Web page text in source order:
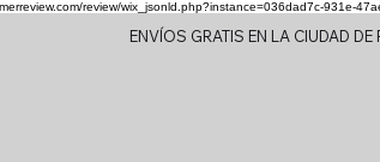
review/wix_jsonld.php?instance=036dad7c-931e-
ENVÍOS GRATIS EN LA CIUDAD